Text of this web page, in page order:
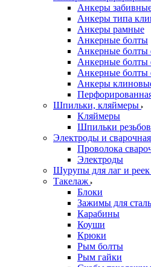
Анкеры
Анкеры типа
Анкеры рамные
Анкерные болты
Анкерные болты
Анкерные болты
Анкерные болты
Анкеры
Шпильки, кляймеры
Кляймеры
Шпильки
Электроды и
Проволока
Электроды
Шурупы для лаг и реек
Такелаж
Блоки
Зажимы для
Карабины
Коуши
Крюки
Рым болты
Рым гайки